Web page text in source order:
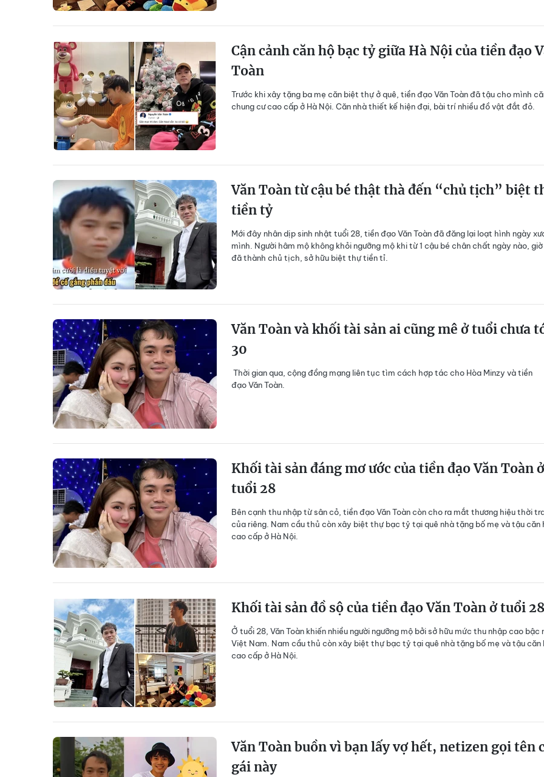
Cận cảnh căn hộ bạc tỷ giữa Hà Nội của tiền đạo
Toàn
Trước khi xây tặng ba mẹ căn biệt thự ở quê, tiền đạo Văn Toàn đã tậu cho mình
chung cư cao cấp ở Hà Nội. Căn nhà thiết kế hiện đại, bài trí nhiều đồ vật đắt đỏ.
Văn Toàn từ cậu bé thật thà đến “chủ tịch” biệt
tiền tỷ
Mới đây nhân dịp sinh nhật tuổi 28, tiền đạo Văn Toàn đã đăng lại loạt hình ngày
mình. Người hâm mộ không khỏi ngưỡng mộ khi từ 1 cậu bé chân chất ngày nào,
đã thành chủ tịch, sở hữu biệt thự tiền tỉ.
Văn Toàn và khối tài sản ai cũng mê ở tuổi chưa
30
Thời gian qua, cộng đồng mạng liên tục tìm cách hợp tác cho Hòa Minzy và tiền
đạoVăn Toàn
Khối tài sản đáng mơ ước của tiền đạo Văn Toàn ở
tuổi 28
Bên cạnh thu nhập từ sân cỏ, tiền đạo Văn Toàn còn cho ra mắt thương hiệu thời
của riêng. Nam cầu thủ còn xây biệt thự bạc tỷ tại quê nhà tặng bố mẹ và tậu căn
cao cấp ở Hà Nội.
Khối tài sản đồ sộ của tiền đạo Văn Toàn ở tuổi 28
Ở tuổi 28, Văn Toàn khiến nhiều người ngưỡng mộ bởi sở hữu mức thu nhập cao bậc
Việt Nam. Nam cầu thủ còn xây biệt thự bạc tỷ tại quê nhà tặng bố mẹ và tậu căn
cao cấp ở Hà Nội.
Văn Toàn buồn vì bạn lấy vợ hết, netizen gọi tên
gái này